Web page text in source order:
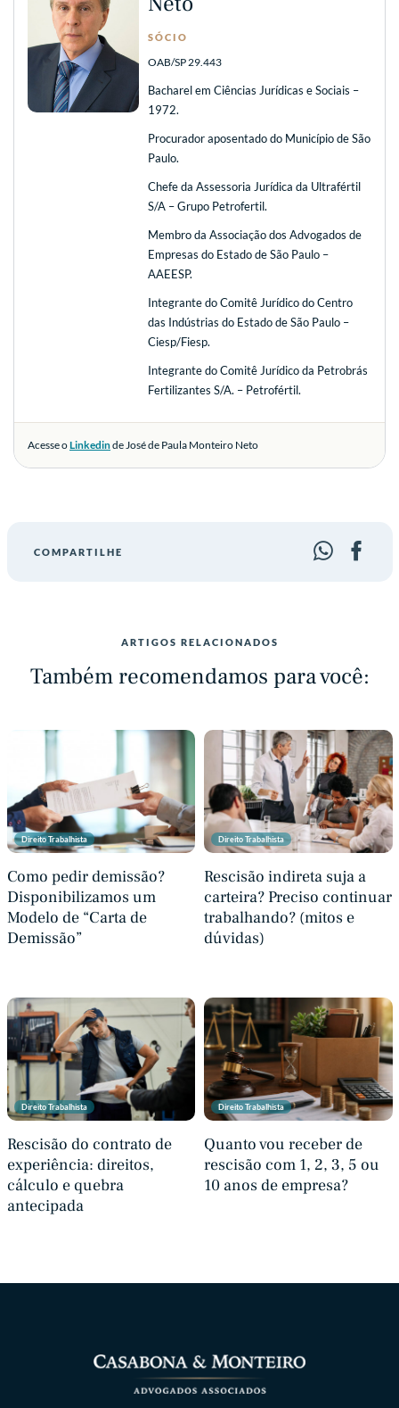
SÓCIO
OAB/SP 29.443
Bacharel em Ciências Jurídicas e Sociais –
1972.
Procurador aposentado do Município de São
Paulo.
Chefe da Assessoria Jurídica da Ultrafértil
S/A – Grupo Petrofertil.
Membro da Associação dos Advogados de
Empresas do Estado de São Paulo –
AAEESP.
Integrante do Comitê Jurídico do Centro
das Indústrias do Estado de São Paulo –
Ciesp/Fiesp.
Integrante do Comitê Jurídico da Petrobrás
Fertilizantes S/A. – Petrofértil.
Acesse oLinkedinde José de Paula Monteiro Neto
COMPARTILHE
ARTIGOS RELACIONADOS
Também recomendamos para você:
Direito Trabalhista
Como pedir demissão?
Disponibilizamos um
Modelo de “Carta de
Demissão”
Direito Trabalhista
Rescisão indireta suja a
carteira? Preciso continuar
trabalhando? (mitos e
dúvidas)
Direito Trabalhista
Rescisão do contrato de
experiência: direitos,
cálculo e quebra
antecipada
Direito Trabalhista
Quanto vou receber de
rescisão com 1, 2, 3, 5 ou
10 anos de empresa?